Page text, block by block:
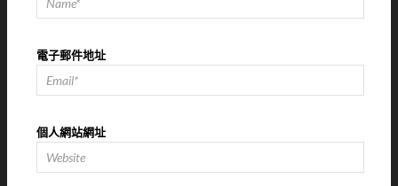
電子郵件地址
個人網站網址